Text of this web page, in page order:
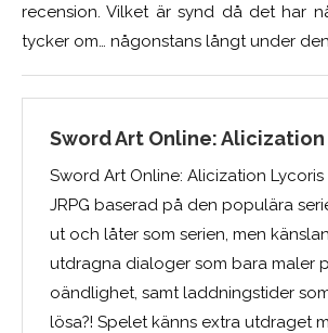
recension. Vilket är synd då det har
tycker om… någonstans långt under
Sword Art Online:
Sword Art Online: Alicization
JRPG baserad på den populära
ut och låter som serien, men
utdragna dialoger som bara maler
oändlighet, samt laddningstider
lösa?! Spelet känns extra utdraget